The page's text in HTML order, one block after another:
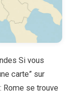
Si vous
carte” sur
Rome se trouve